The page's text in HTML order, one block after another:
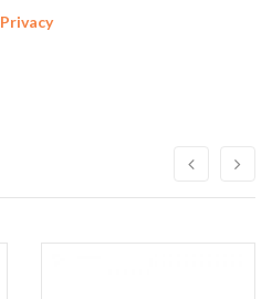
Privacy